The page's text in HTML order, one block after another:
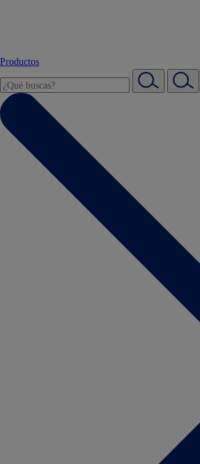
Productos